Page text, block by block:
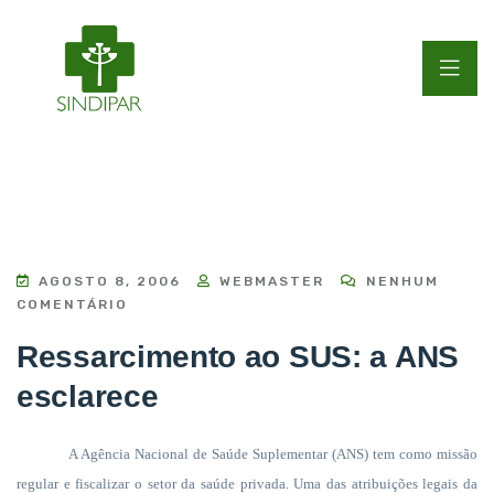
AGOSTO 8, 2006 WEBMASTER
NENHUM
COMENTÁRIO
Ressarcimento ao SUS: a ANS
esclarece
A Agência Nacional de Saúde Suplementar (ANS) tem como missão
regular e fiscalizar o setor da saúde privada. Uma das atribuições legais da